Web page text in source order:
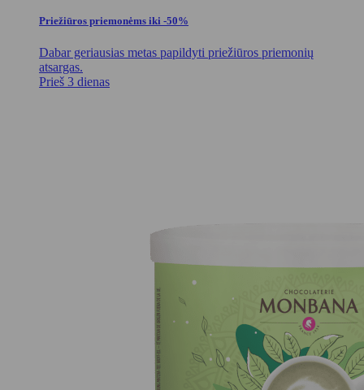
Priežiūros priemonėms iki -50%
Dabar geriausias metas papildyti priežiūros priemonių
atsargas.
Prieš 3 dienas